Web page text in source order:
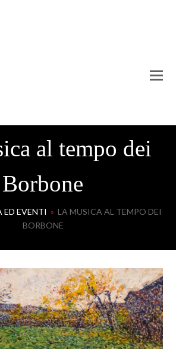
al tempo dei
Borbone
EVENTI » LA MUSICA AL TEMPO DEI
BORBONE